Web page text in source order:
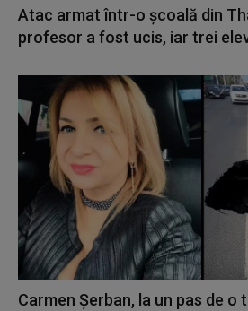
Atac armat într-o școală din
profesor a fost ucis, iar trei
Carmen Șerban, la un pas de o